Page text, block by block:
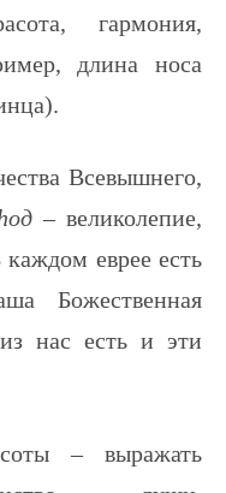
гармония,
длина носа
Всевышнего,
– великолепие,
еврее есть
Божественная
нас есть и эти
– выражать